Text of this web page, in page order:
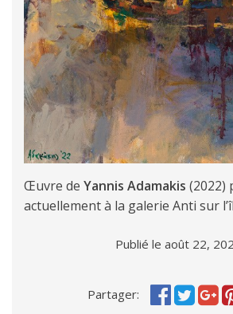
Œuvre de Yannis Adamakis (2022)
actuellement à la galerie Anti sur
Publié le août 22,
Partager: